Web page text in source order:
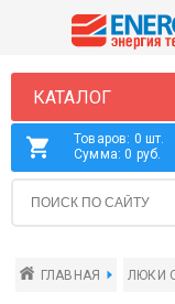
КАТАЛОГ
Товаров: 0 шт.
Сумма: 0 руб.
ГЛАВНАЯ ЛЮКИ